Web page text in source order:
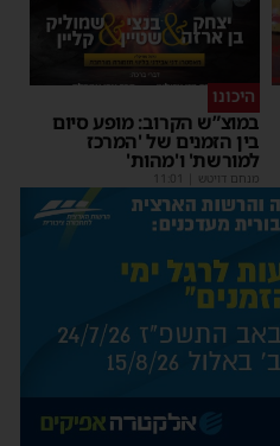
היכונו
במוצ”ש הקרוב: מופע סיום
בין הזמנים של 'המרכז
למורשת' ו'מהות'
מנחם דויטש |
11:01